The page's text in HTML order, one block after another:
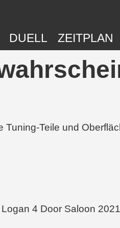
DUELL ZEITPLAN
Teile und